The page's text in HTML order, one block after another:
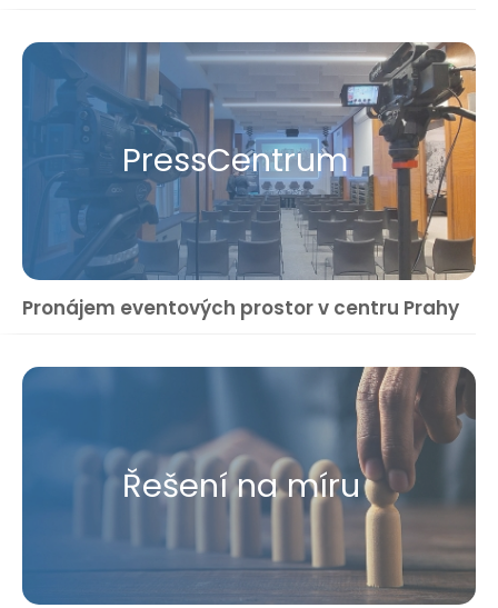
Press​Centrum
Pronájem eventových prostor v centru Prahy
Řešení na míru